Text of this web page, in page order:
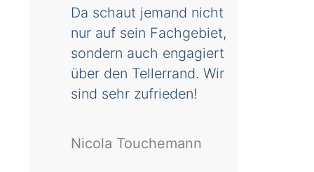
Da schaut jemand nicht
nur auf sein Fachgebiet,
sondern auch engagiert
über den Tellerrand. Wir
sind sehr zufrieden!
Nicola Touchemann